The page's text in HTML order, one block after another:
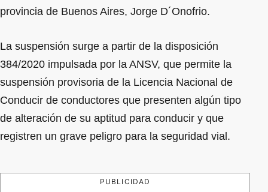
provincia de Buenos Aires, Jorge D´Onofrio.
La suspensión surge a partir de la disposición
384/2020 impulsada por la ANSV, que permite la
suspensión provisoria de la Licencia Nacional de
Conducir de conductores que presenten algún tipo
de alteración de su aptitud para conducir y que
registren un grave peligro para la seguridad vial.
PUBLICIDAD